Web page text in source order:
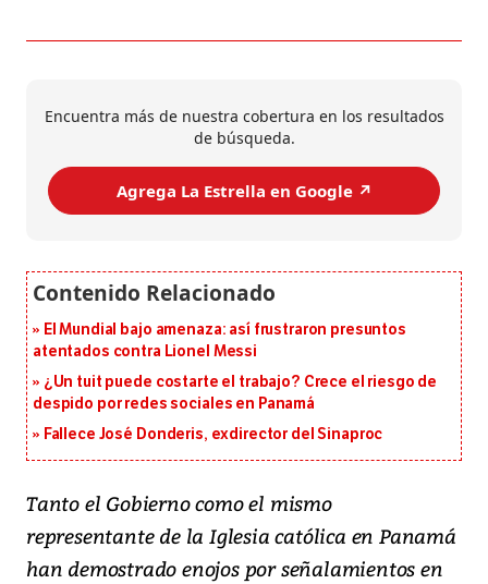
Encuentra más de nuestra cobertura en los resultados
de búsqueda.
Agrega La Estrella en Google ↗️
El Mundial bajo amenaza: así frustraron presuntos
atentados contra Lionel Messi
¿Un tuit puede costarte el trabajo? Crece el riesgo de
despido por redes sociales en Panamá
Fallece José Donderis, exdirector del Sinaproc
Tanto el Gobierno como el mismo
representante de la Iglesia católica en Panamá
han demostrado enojos por señalamientos en